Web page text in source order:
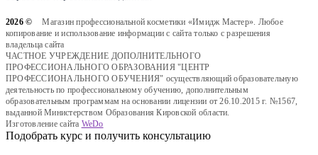
2026 ©
Магазин профессиональной косметики «Имидж Мастер». Любое
копирование и использование информации с сайта только с разрешения
владельца сайта
ЧАСТНОЕ УЧРЕЖДЕНИЕ ДОПОЛНИТЕЛЬНОГО
ПРОФЕССИОНАЛЬНОГО ОБРАЗОВАНИЯ "ЦЕНТР
ПРОФЕССИОНАЛЬНОГО ОБУЧЕНИЯ" осуществляющий образовательную
деятельность по профессиональному обучению, дополнительным
образовательным программам на основании лицензии от 26.10.2015 г. №1567,
выданной Министерством Образования Кировской области.
Изготовление сайта WeDo
Подобрать курс и получить консультацию